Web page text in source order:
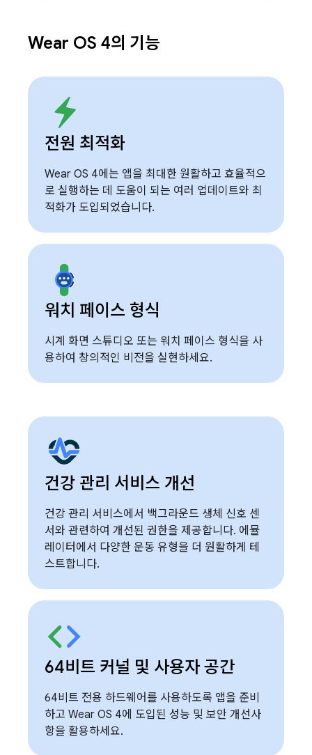
Wear OS 4의 기능
전원 최적화
Wear OS 4에는 앱을 최대한 원활하고 효율적으
로 실행하는 데 도움이 되는 여러 업데이트와 최
적화가 도입되었습니다.
워치 페이스 형식
시계 화면 스튜디오 또는 워치 페이스 형식을 사
용하여 창의적인 비전을 실현하세요.
건강 관리 서비스 개선
건강 관리 서비스에서 백그라운드 생체 신호 센
서와 관련하여 개선된 권한을 제공합니다. 에뮬
레이터에서 다양한 운동 유형을 더 원활하게 테
스트합니다.
64비트 커널 및 사용자 공간
64비트 전용 하드웨어를 사용하도록 앱을 준비
하고 Wear OS 4에 도입된 성능 및 보안 개선사
항을 활용하세요.